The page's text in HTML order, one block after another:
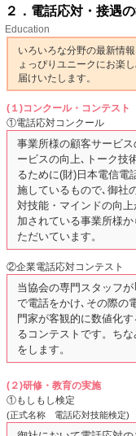
２．電話応対・接遇
Education
いろいろな分野の最新情
ょっぴりユニークにお楽
届けいたします。
(１)コンクール・コンテスト
①電話応対コンクール
事業所様の顧客サービ
ービスの向上､トーク技
るために(財)日本電信電
施しているもので､御社
対技能・マインドの向
加されている事業所様
ただいています。
②企業電話応対コンテスト
当協会の専門スタッフ
で電話をかけ､その際の
門家が客観的に数値化
るコンテストです。ち
をします。
(２)研修・教育の実施
①もしもし検定
(正式名称 電話応対技能検定)